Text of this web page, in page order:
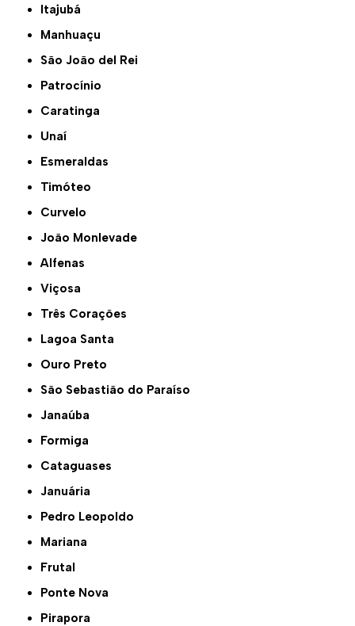
Itajubá
Manhuaçu
São João del Rei
Patrocínio
Caratinga
Unaí
Esmeraldas
Timóteo
Curvelo
João Monlevade
Alfenas
Viçosa
Três Corações
Lagoa Santa
Ouro Preto
São Sebastião do Paraíso
Janaúba
Formiga
Cataguases
Januária
Pedro Leopoldo
Mariana
Frutal
Ponte Nova
Pirapora